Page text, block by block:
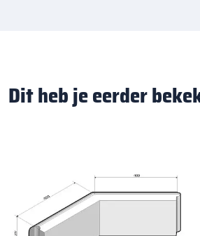
Dit heb je eerder